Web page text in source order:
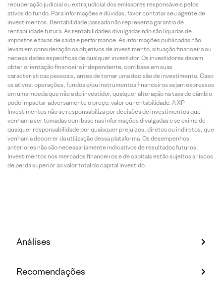
recuperação judicial ou extrajudicial dos emissores responsáveis pelos
ativos do fundo. Para informações e dúvidas, favor contatar seu agente de
investimentos. Rentabilidade passada não representa garantia de
rentabilidade futura. As rentabilidades divulgadas não são líquidas de
impostos e taxas de saída e performance. As informações publicadas não
levam em consideração os objetivos de investimento, situação financeira ou
necessidades específicas de qualquer investidor. Os investidores devem
obter orientação financeira independente, com base em suas
características pessoais, antes de tomar uma decisão de investimento. Caso
os ativos, operações, fundos e/ou instrumentos financeiros sejam expressos
em uma moeda que não a do investidor, qualquer alteração na taxa de câmbio
pode impactar adversamente o preço, valor ou rentabilidade. A XP
Investimentos não se responsabiliza por decisões de investimentos que
venham a ser tomadas com base nas informações divulgadas e se exime de
qualquer responsabilidade por quaisquer prejuízos, diretos ou indiretos, que
venham a decorrer da utilização dessa plataforma. Os desempenhos
anteriores não são necessariamente indicativos de resultados futuros.
Investimentos nos mercados financeiros e de capitais estão sujeitos a riscos
de perda superior ao valor total do capital investido.
Análises
Recomendações